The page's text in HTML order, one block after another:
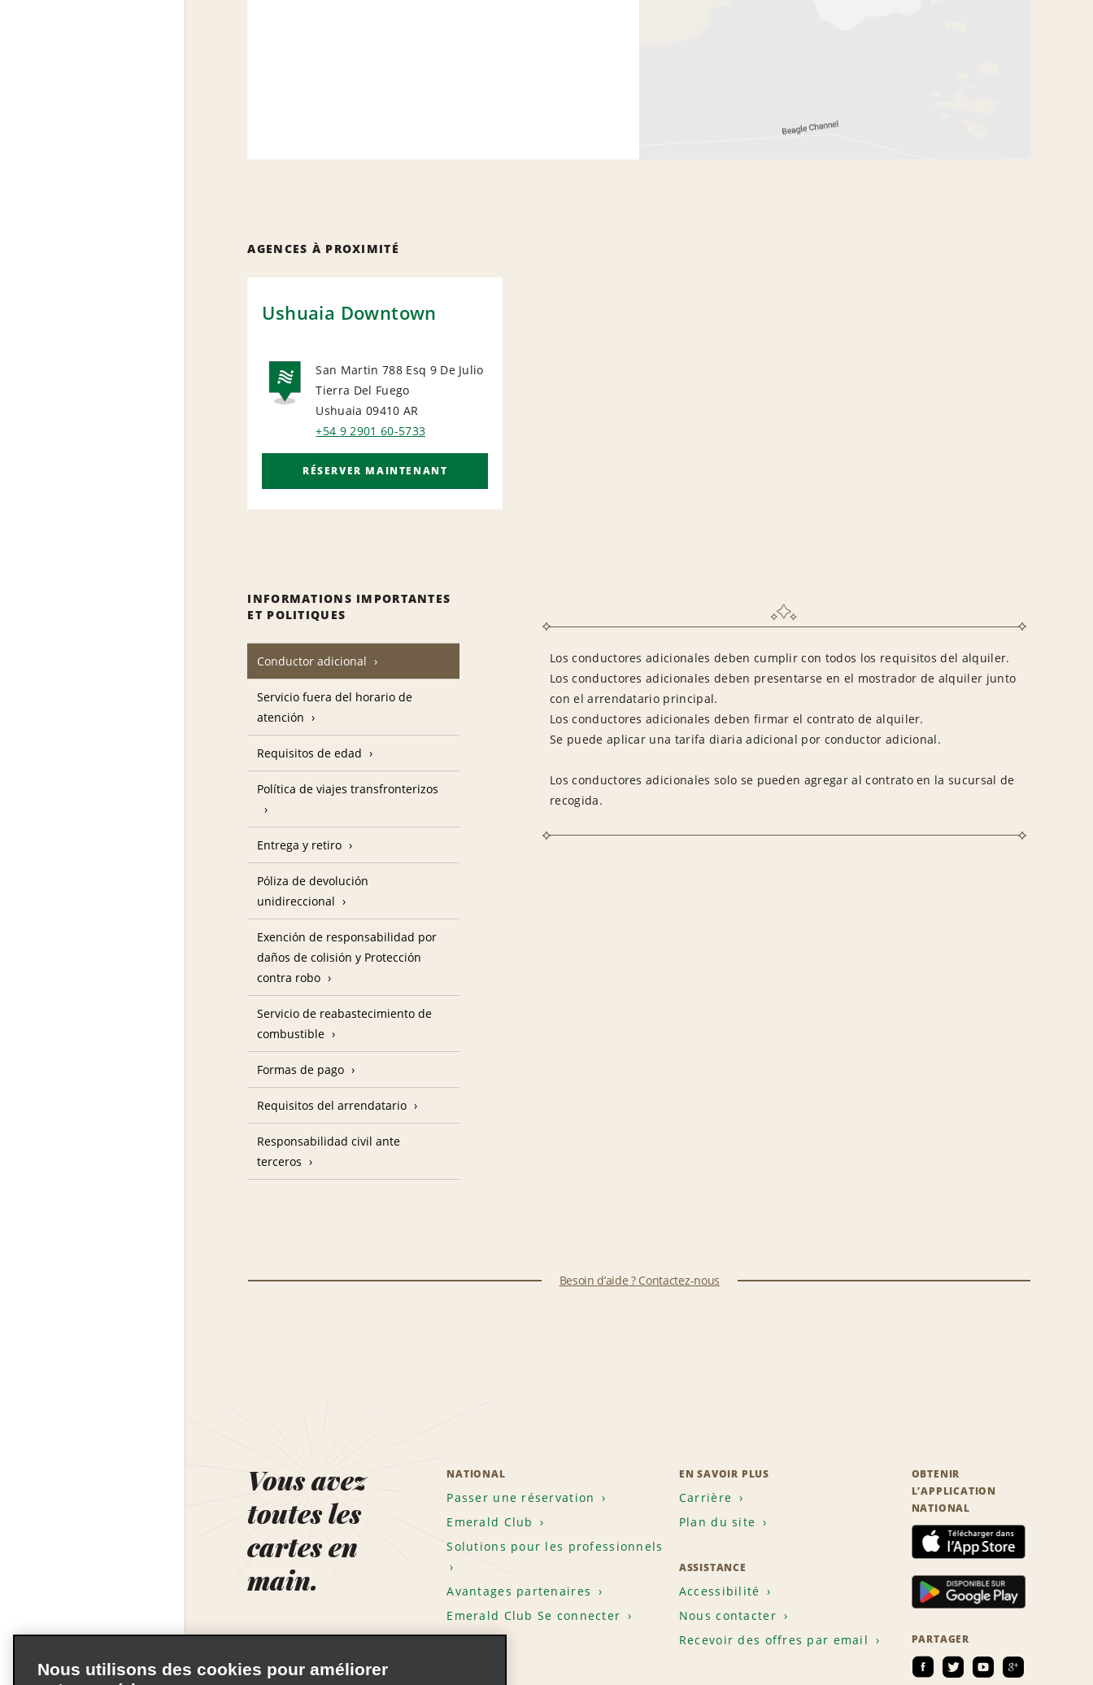
AGENCES À PROXIMITÉ
Ushuaia Downtown
NATIONAL
San Martin 788 Esq 9 De Julio
Tierra Del Fuego
Ushuaia 09410 AR
+54 9 2901 60-5733
RÉSERVER MAINTENANT
INFORMATIONS IMPORTANTES
ET POLITIQUES
Conductor adicional
Los conductores adicionales deben cumplir con todos los requisitos del alquiler.
Los conductores adicionales deben presentarse en el mostrador de alquiler junto
con el arrendatario principal.
Los conductores adicionales deben firmar el contrato de alquiler.
Se puede aplicar una tarifa diaria adicional por conductor adicional.
Los conductores adicionales solo se pueden agregar al contrato en la sucursal de
recogida.
Servicio fuera del horario de
atención
Requisitos de edad
Política de viajes transfronterizos
Entrega y retiro
Póliza de devolución
unidireccional
Exención de responsabilidad por
daños de colisión y Protección
contra robo
Servicio de reabastecimiento de
combustible
Formas de pago
Requisitos del arrendatario
Responsabilidad civil ante
terceros
Besoin d’aide ? Contactez-nous
Vous avez
toutes les
cartes en
main.
NATIONAL
Passer une réservation
Emerald Club
Solutions pour les professionnels
Avantages partenaires
Emerald Club Se connecter
EN SAVOIR PLUS
Carrière
Plan du site
ASSISTANCE
Accessibilité
Nous contacter
Recevoir des offres par email
OBTENIR
L’APPLICATION
NATIONAL
PARTAGER
Nous utilisons des cookies pour améliorer